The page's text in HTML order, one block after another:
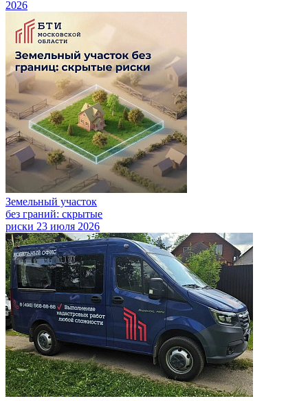
2026
Земельный участок
без граний: скрытые
риски 23 июля 2026